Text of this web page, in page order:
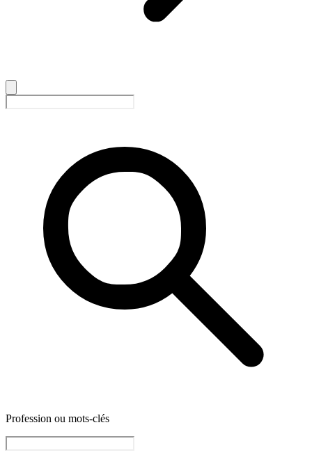
Profession ou mots-clés